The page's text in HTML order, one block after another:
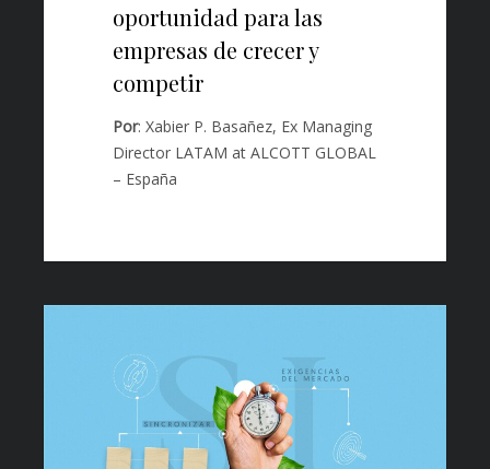
oportunidad para las
empresas de crecer y
competir
Por: Xabier P. Basañez, Ex Managing
Director LATAM at ALCOTT GLOBAL
– España